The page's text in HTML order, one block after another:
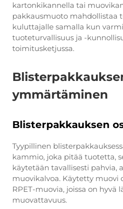
kartonkikannella tai
pakkausmuoto mahdollistaa
kuluttajalle samalla kun
tuoteturvallisuus ja -
toimitusketjussa.
ymmärtäminen
Blisterpakkauksen
Tyypillinen
kammio, joka pitää tuotetta,
käytetään tavallisesti pahvia,
muovikalvoa. Käytetty muovi
RPET-muovia, joissa on hyvä
muovattavuus.